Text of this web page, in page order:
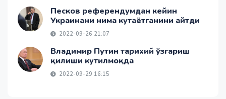
Песков референдумдан кейин
Украинани нима кутаётганини айтди
2022-09-26 21:07
Владимир Путин тарихий ўзгариш
қилиши кутилмоқда
2022-09-29 16:15